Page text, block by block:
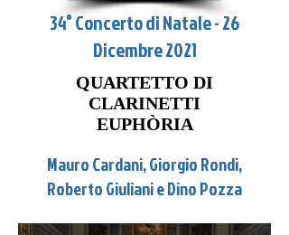
34° Concerto di Natale - 26
Dicembre 2021
QUARTETTO DI
CLARINETTI
EUPHÒRIA
Mauro Cardani, Giorgio Rondi,
Roberto Giuliani e Dino Pozza